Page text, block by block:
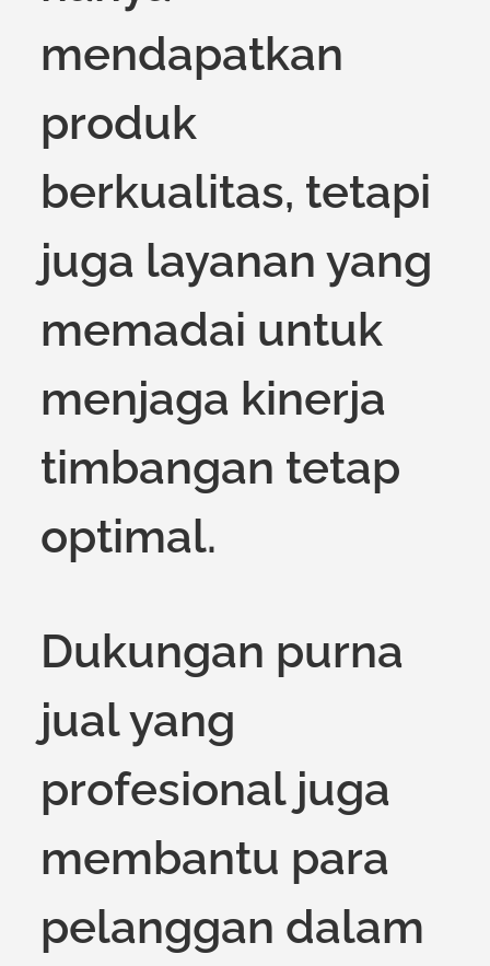
mendapatkan
produk
berkualitas, tetapi
juga layanan yang
memadai untuk
menjaga kinerja
timbangan tetap
optimal.
Dukungan purna
jual yang
profesional juga
membantu para
pelanggan dalam